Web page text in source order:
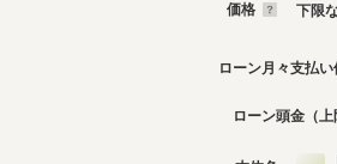
価格 下限
ローン月々支払い
ローン頭金（上